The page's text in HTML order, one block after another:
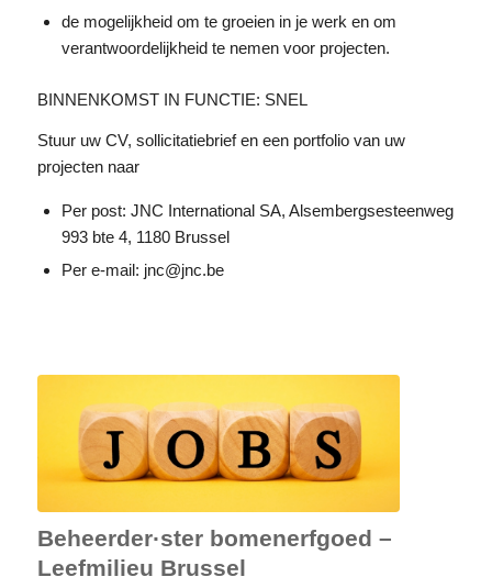
de mogelijkheid om te groeien in je werk en om
verantwoordelijkheid te nemen voor projecten.
BINNENKOMST IN FUNCTIE: SNEL
Stuur uw CV, sollicitatiebrief en een portfolio van uw
projecten naar
Per post: JNC International SA, Alsembergsesteenweg
993 bte 4, 1180 Brussel
Per e-mail: jnc@jnc.be
Beheerder·ster bomenerfgoed –
Leefmilieu Brussel